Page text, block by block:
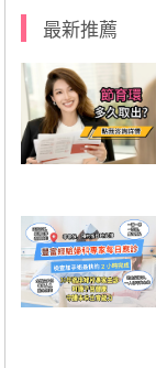
最新推薦